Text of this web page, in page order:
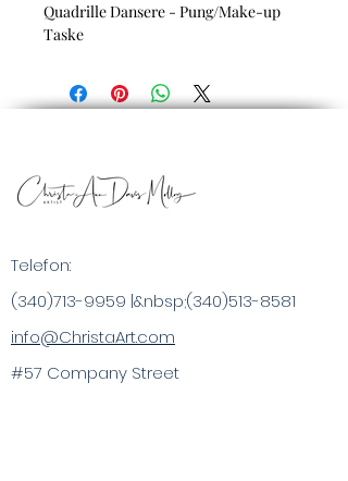
Quadrille Dansere - Pung/Make-up
Taske
Telefon:
(340)713-9959 |&nbsp;(340)513-8581
info@ChristaArt.com
#57 Company Street